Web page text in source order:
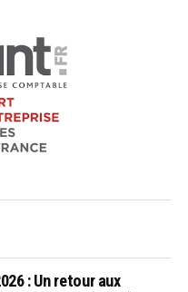
: Un retour aux